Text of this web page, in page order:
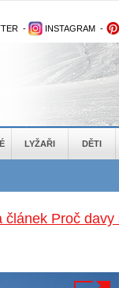
- INSTAGRAM -
LYŽAŘI DĚTI
článek Proč